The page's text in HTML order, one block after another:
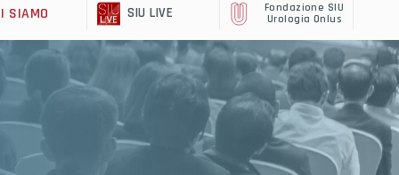
SIAMO SIU LIVE
Fondazione SIU
Urologia Onlus